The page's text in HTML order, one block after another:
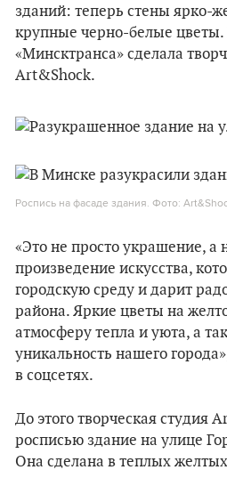
зданий: теперь стены ярко-
крупные черно-белые цветы.
«Минсктранса» сделала
Art&Shock.
Роспись на фасаде здания. Фото:
«Это не просто украшение, а
произведение искусства,
городскую среду и дарит
района. Яркие цветы на
атмосферу тепла и уюта, а
уникальность нашего
в соцсетях.
До этого творческая студия
росписью здание на улице
Она сделана в теплых